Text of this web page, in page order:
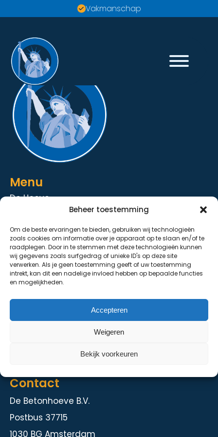
Beheer toestemming
Om de beste ervaringen te bieden, gebruiken wij technologieën
zoals cookies om informatie over je apparaat op te slaan en/of te
raadplegen. Door in te stemmen met deze technologieën kunnen
wij gegevens zoals surfgedrag of unieke ID's op deze site
verwerken. Als je geen toestemming geeft of uw toestemming
intrekt, kan dit een nadelige invloed hebben op bepaalde functies
en mogelijkheden.
Accepteren
Weigeren
Bekijk voorkeuren
Vakmanschap
Menu
De Hoeve
De Strandhoeve
De Grondhoeve
Over ons
Contact
Diensten
Kelder en staalbouw
Herstelmethodieken
Contact
De Betonhoeve B.V.
Postbus 37715
1030 BG Amsterdam